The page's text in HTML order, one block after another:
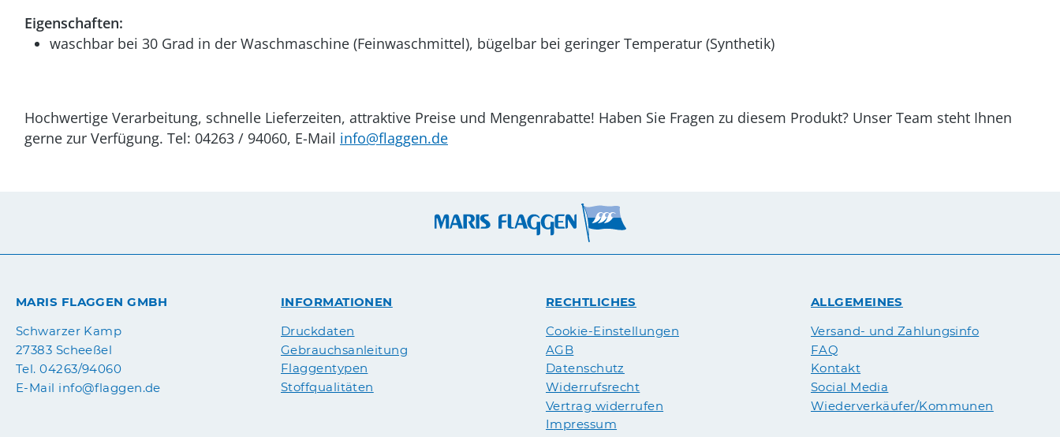
Eigenschaften:
waschbar bei 30 Grad in der Waschmaschine (Feinwaschmittel), bügelbar bei geringer Temperatur (Synthetik)
Hochwertige Verarbeitung, schnelle Lieferzeiten, attraktive Preise und Mengenrabatte! Haben Sie Fragen zu diesem Produkt? Unser Team steht Ihnen
gerne zur Verfügung. Tel: 04263 / 94060, E-Mail info@flaggen.de
MARIS FLAGGEN GMBH
Schwarzer Kamp
27383 Scheeßel
Tel. 04263/94060
E-Mail info@flaggen.de
INFORMATIONEN
Druckdaten
Gebrauchsanleitung
Flaggentypen
Stoffqualitäten
RECHTLICHES
Cookie-Einstellungen
AGB
Datenschutz
Widerrufsrecht
Vertrag widerrufen
Impressum
ALLGEMEINES
Versand- und Zahlungsinfo
FAQ
Kontakt
Social Media
Wiederverkäufer/Kommunen